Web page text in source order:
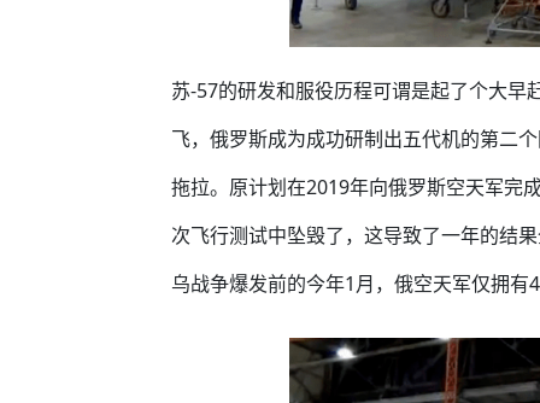
苏-57的研发和服役历程可谓是起了个大
飞，俄罗斯成为成功研制出五代机的第二
拖拉。原计划在2019年向俄罗斯空天军完
次飞行测试中坠毁了，这导致了一年的结
乌战争爆发前的今年1月，俄空天军仅拥有